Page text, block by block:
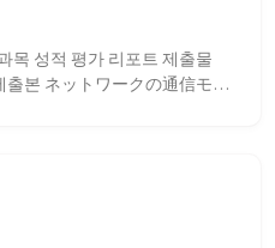
목 성적 평가 리포트 제출물
출본 ネットワークの通信モデ